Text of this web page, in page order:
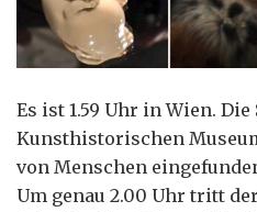
Es ist 1.59 Uhr in Wien.
Kunsthistorischen
von Menschen
Um genau 2.00 Uhr tritt